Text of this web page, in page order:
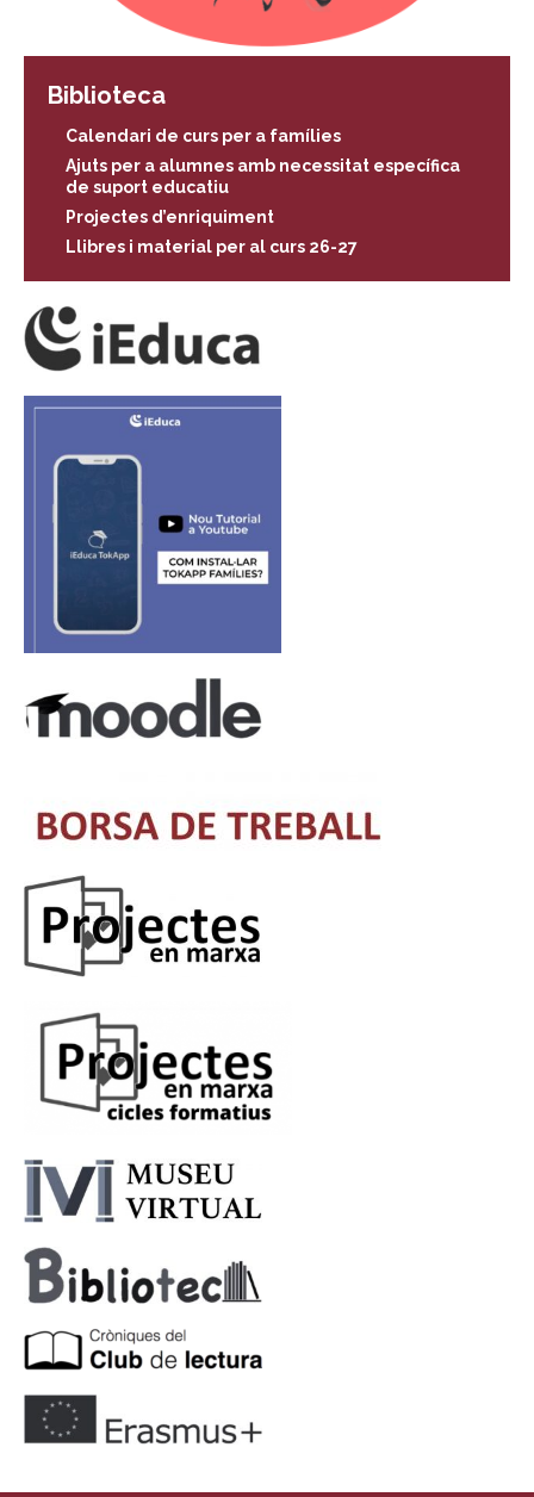
Biblioteca
Calendari de curs per a famílies
Ajuts per a alumnes amb necessitat específica
de suport educatiu
Projectes d’enriquiment
Llibres i material per al curs 26-27